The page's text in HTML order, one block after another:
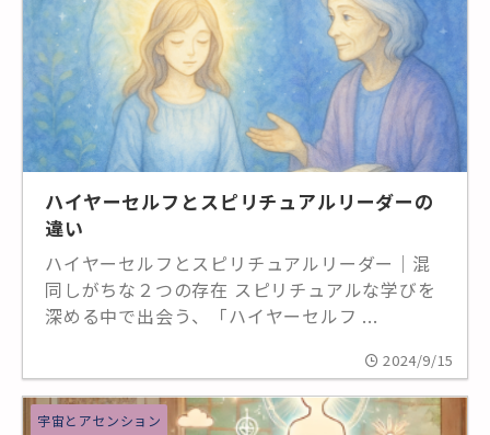
ハイヤーセルフとスピリチュアルリーダーの
違い
ハイヤーセルフとスピリチュアルリーダー｜混
同しがちな２つの存在 スピリチュアルな学びを
深める中で出会う、「ハイヤーセルフ ...
2024/9/15
宇宙とアセンション